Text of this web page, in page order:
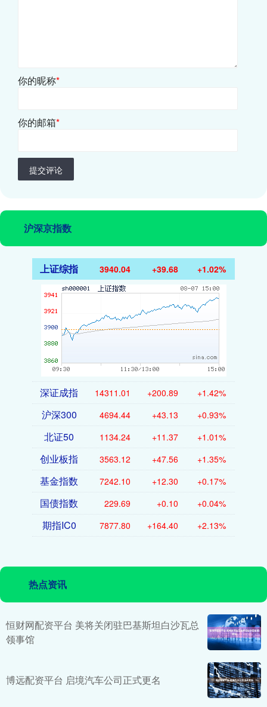
你的昵称*
你的邮箱*
提交评论
沪深京指数
上证综指 3940.04 +39.68 +1.02%
深证成指 14311.01 +200.89 +1.42%
沪深300 4694.44 +43.13 +0.93%
北证50 1134.24 +11.37 +1.01%
创业板指 3563.12 +47.56 +1.35%
基金指数 7242.10 +12.30 +0.17%
国债指数 229.69 +0.10 +0.04%
期指IC0 7877.80 +164.40 +2.13%
热点资讯
恒财网配资平台 美将关闭驻巴基斯坦白沙瓦总
领事馆
博远配资平台 启境汽车公司正式更名